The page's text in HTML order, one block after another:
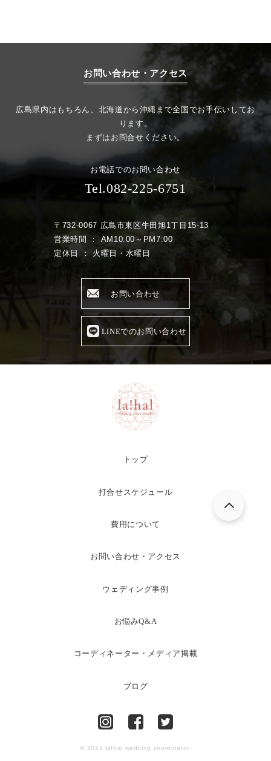
お問い合わせ・アクセス
広島県内はもちろん、北海道から沖縄まで全国でお手伝いしてお
ります。
まずはお問合せください。
お電話でのお問い合わせ
Tel.082-225-6751
〒732-0067 広島市東区牛田旭1丁目15-13
営業時間 ： AM10:00～PM7:00
定休日 ： 火曜日・水曜日
お問い合わせ
LINEでのお問い合わせ
トップ
打合せスケジュール
費用について
お問い合わせ・アクセス
ウェディング事例
お悩みQ&A
コーディネーター・メディア掲載
ブログ
© 2021 la!hal wedding coordinator.